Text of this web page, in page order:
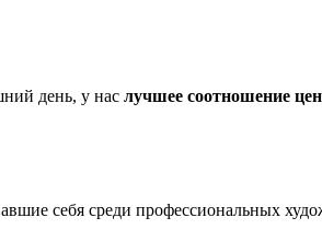
день, у нас лучшее соотношение
себя среди профессиональных